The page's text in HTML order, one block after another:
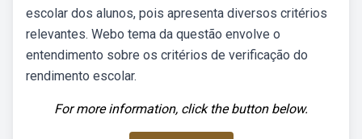
escolar dos alunos, pois apresenta diversos critérios
relevantes. Webo tema da questão envolve o
entendimento sobre os critérios de verificação do
rendimento escolar.
For more information, click the button below.